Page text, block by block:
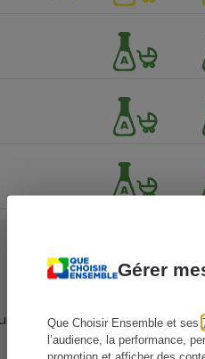
Gérer
Que Choisir Ensemble et ses
l’audience, la performance,
promotion et afficher des
votre soutien !